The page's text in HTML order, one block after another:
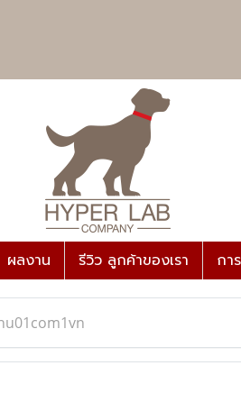
ผลงาน รีวิว ลูกค้าของเรา กา